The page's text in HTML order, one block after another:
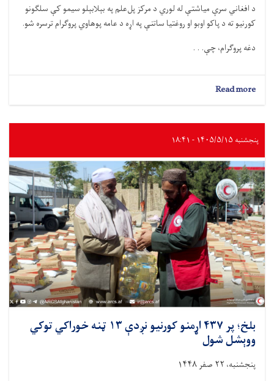
د افغاني سرې میاشتې له لوري د مرکز پل‌علم په بېلابېلو سیمو کې سلګونو
کورنیو ته د پاکو اوبو او روغتیا ساتنې په اړه د عامه پوهاوي پروګرام ترسره شو.
دغه پروګرام، چې. . .
Read more
لوګر؛
کورنیو
ته
پاکو
اوبو
او
روغتیا
ساتنې
په
اړه
عامه
پوهاوی
ورکړل
شو
پنجشنبه ۱۴۰۵/۵/۱۵ - ۱۸:۴۱
بلخ؛ پر ۴۳۷ اړمنو کورنیو نږدې ۱۳ ټنه خوراکي توکي
ووېشل شول
پنجشنبه، ۲۲ صفر ۱۴۴۸